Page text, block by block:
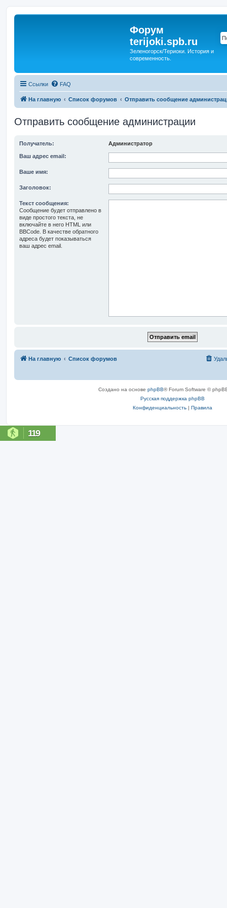
Форум
terijoki.spb.ru
Зеленогорск/Териоки. История и
современность.
Ссылки FAQ
На главную Список форумов Отправить сообщение
Отправить сообщение администрации
Получатель: Администратор
Ваш адрес email:
Ваше имя:
Заголовок:
Текст сообщения:
Сообщение будет отправлено в
виде простого текста, не
включайте в него HTML или
BBCode. В качестве обратного
адреса будет показываться
ваш адрес email.
На главную Список форумов
Создано на основе phpBB® Forum Software ©
Русская поддержка phpBB
Конфиденциальность | Правила
119